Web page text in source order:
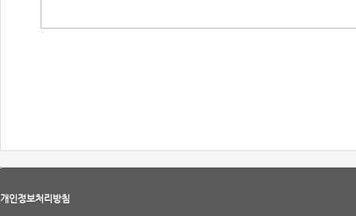
개인정보처리방침